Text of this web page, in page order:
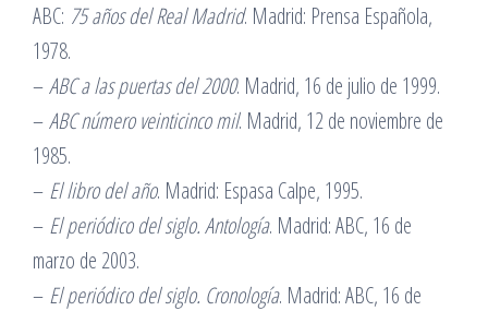
ABC: 75 años del Real Madrid. Madrid: Prensa Española,
1978.
–ABC a las puertas del 2000. Madrid, 16 de julio de 1999.
–ABC número veinticinco mil. Madrid, 12 de noviembre de
1985.
– El libro del año. Madrid: Espasa Calpe, 1995.
– El periódico del siglo. Antología. Madrid: ABC, 16 de
marzo de 2003.
– El periódico del siglo. Cronología. Madrid: ABC, 16 de